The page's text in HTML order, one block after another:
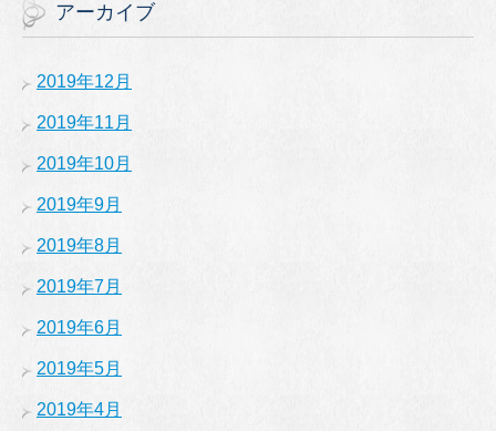
アーカイブ
2019年12月
2019年11月
2019年10月
2019年9月
2019年8月
2019年7月
2019年6月
2019年5月
2019年4月